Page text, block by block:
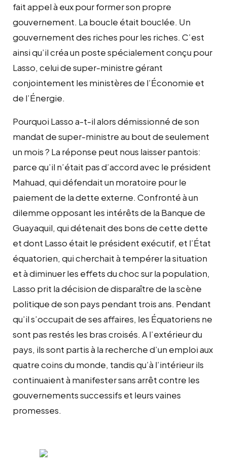
fait appel à eux pour former son propre
gouvernement. La boucle était bouclée. Un
gouvernement des riches pour les riches. C’est
ainsi qu’il créa un poste spécialement conçu pour
Lasso, celui de super-ministre gérant
conjointement les ministères de l’Économie et
de l’Énergie.
Pourquoi Lasso a-t-il alors démissionné de son
mandat de super-ministre au bout de seulement
un mois ? La réponse peut nous laisser pantois:
parce qu’il n’était pas d’accord avec le président
Mahuad, qui défendait un moratoire pour le
paiement de la dette externe. Confronté à un
dilemme opposant les intérêts de la Banque de
Guayaquil, qui détenait des bons de cette dette
et dont Lasso était le président exécutif, et l’État
équatorien, qui cherchait à tempérer la situation
et à diminuer les effets du choc sur la population,
Lasso prit la décision de disparaître de la scène
politique de son pays pendant trois ans. Pendant
qu’il s’occupait de ses affaires, les Équatoriens ne
sont pas restés les bras croisés. A l’extérieur du
pays, ils sont partis à la recherche d’un emploi aux
quatre coins du monde, tandis qu’à l’intérieur ils
continuaient à manifester sans arrêt contre les
gouvernements successifs et leurs vaines
promesses.